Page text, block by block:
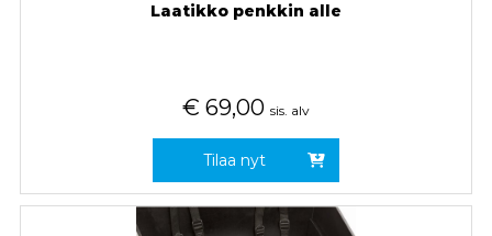
Laatikko penkkin alle
€ 69,00 sis. alv
Tilaa nyt